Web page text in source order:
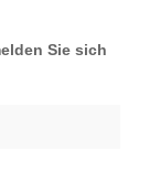
Sie sich